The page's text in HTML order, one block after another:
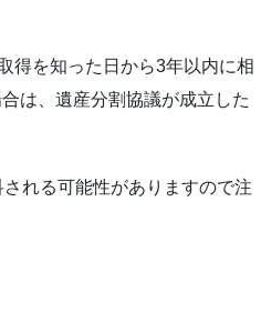
得を知った日から3年以内に相
は、遺産分割協議が成立した
れる可能性がありますので注